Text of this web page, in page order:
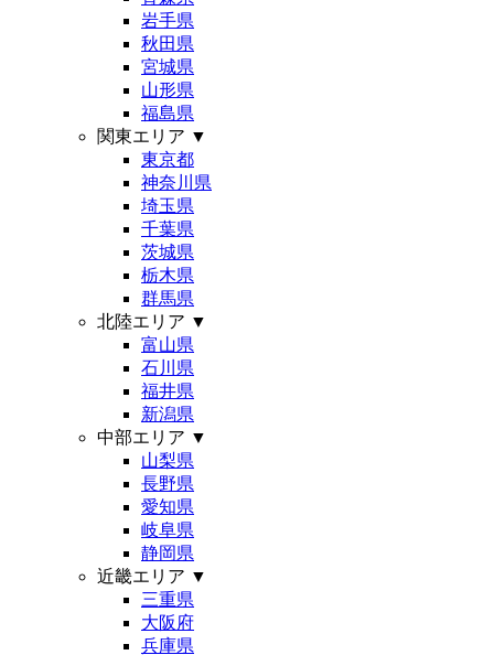
岩手県
秋田県
宮城県
山形県
福島県
関東エリア ▼
東京都
神奈川県
埼玉県
千葉県
茨城県
栃木県
群馬県
北陸エリア ▼
富山県
石川県
福井県
新潟県
中部エリア ▼
山梨県
長野県
愛知県
岐阜県
静岡県
近畿エリア ▼
三重県
大阪府
兵庫県